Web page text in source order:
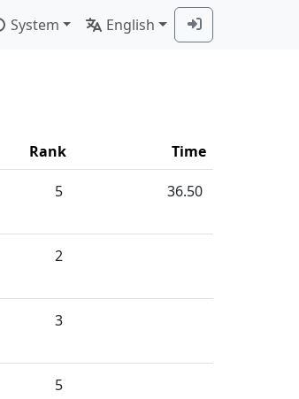
System English
Rank Time
5 36.50
2
3
5